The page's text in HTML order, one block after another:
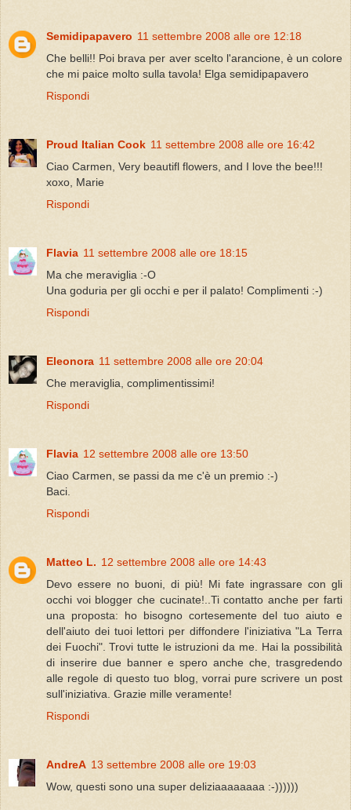
Semidipapavero 11 settembre 2008 alle ore 12:18
Che belli!! Poi brava per aver scelto l'arancione, è un colore
che mi paice molto sulla tavola! Elga semidipapavero
Rispondi
Proud Italian Cook 11 settembre 2008 alle ore 16:42
Ciao Carmen, Very beautifl flowers, and I love the bee!!!
xoxo, Marie
Rispondi
Flavia 11 settembre 2008 alle ore 18:15
Ma che meraviglia :-O
Una goduria per gli occhi e per il palato! Complimenti :-)
Rispondi
Eleonora 11 settembre 2008 alle ore 20:04
Che meraviglia, complimentissimi!
Rispondi
Flavia 12 settembre 2008 alle ore 13:50
Ciao Carmen, se passi da me c'è un premio :-)
Baci.
Rispondi
Matteo L. 12 settembre 2008 alle ore 14:43
Devo essere no buoni, di più! Mi fate ingrassare con gli
occhi voi blogger che cucinate!..Ti contatto anche per farti
una proposta: ho bisogno cortesemente del tuo aiuto e
dell'aiuto dei tuoi lettori per diffondere l'iniziativa "La Terra
dei Fuochi". Trovi tutte le istruzioni da me. Hai la possibilità
di inserire due banner e spero anche che, trasgredendo
alle regole di questo tuo blog, vorrai pure scrivere un post
sull'iniziativa. Grazie mille veramente!
Rispondi
AndreA 13 settembre 2008 alle ore 19:03
Wow, questi sono una super deliziaaaaaaaa :-))))))